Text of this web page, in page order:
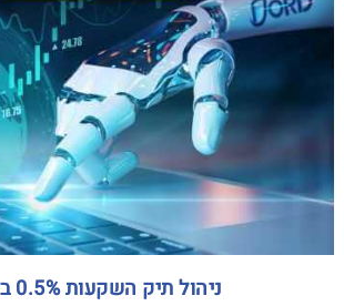
ניהול תיק השקעות 0.5% בלבד